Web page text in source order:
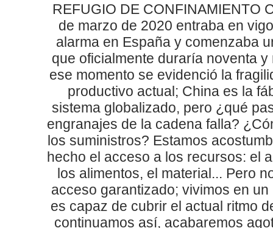
REFUGIO DE CONFINAMIENTO
de marzo de 2020 entraba en
alarma en España y comenzaba
que oficialmente duraría noventa
ese momento se evidenció la
productivo actual; China es la
sistema globalizado, pero ¿qué
engranajes de la cadena falla?
los suministros? Estamos
hecho el acceso a los recursos: el
los alimentos, el material... Pero
acceso garantizado; vivimos en
es capaz de cubrir el actual ritmo
continuamos así, acabaremos